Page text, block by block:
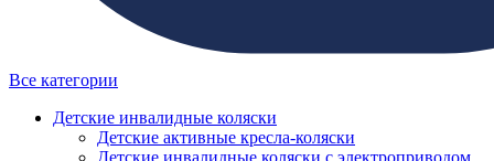
Все категории
Детские инвалидные коляски
Детские активные кресла-коляски
Детские инвалидные коляски с электроприводом